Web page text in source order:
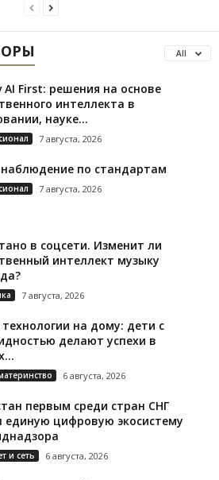
All
AI First: решения на основе
интеллекта в
науке...
7 августа, 2026
по стандартам
7 августа, 2026
в соцсети. Изменит ли
интеллект музыку
7 августа, 2026
на дому: дети с
делают успехи в
6 августа, 2026
первым среди стран СНГ
единую цифровую экосистему
и сеть 6 августа, 2026